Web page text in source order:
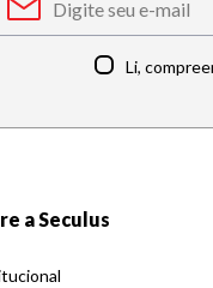
Li,
a Seculus